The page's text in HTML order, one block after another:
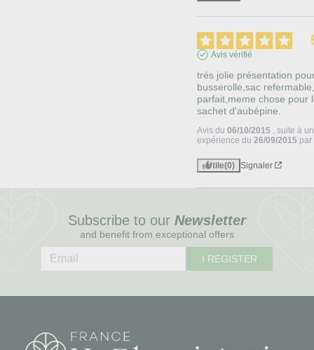
Avis vérifié
trés jolie présentation
busserolle,sac
parfait,meme chose pour
sachet d'aubépine.
Avis du06/10/2015
, suite à
expérience du26/09/2015 par
Utile(0) Signaler
Subscribe to our Newsletter
and benefit from exceptional offers
I REGISTER